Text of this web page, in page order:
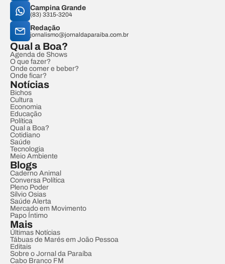
Campina Grande
(83) 3315-3204
Redação
jornalismo@jornaldaparaiba.com.br
Qual a Boa?
Agenda de Shows
O que fazer?
Onde comer e beber?
Onde ficar?
Notícias
Bichos
Cultura
Economia
Educação
Política
Qual a Boa?
Cotidiano
Saúde
Tecnologia
Meio Ambiente
Blogs
Caderno Animal
Conversa Política
Pleno Poder
Sílvio Osias
Saúde Alerta
Mercado em Movimento
Papo Íntimo
Mais
Últimas Notícias
Tábuas de Marés em João Pessoa
Editais
Sobre o Jornal da Paraíba
Cabo Branco FM